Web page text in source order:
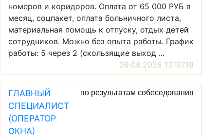
номеров и коридоров. Оплата от 65 000 РУБ в
месяц, соцпакет, оплата больничного листа,
материальная помощь к отпуску, отдых детей
сотрудников. Можно без опыта работы. График
работы: 5 через 2 (скользящие выход ...
09.08.2026 1319719
ГЛАВНЫЙ
СПЕЦИАЛИСТ
(ОПЕРАТОР
ОКНА)
по результатам собеседования